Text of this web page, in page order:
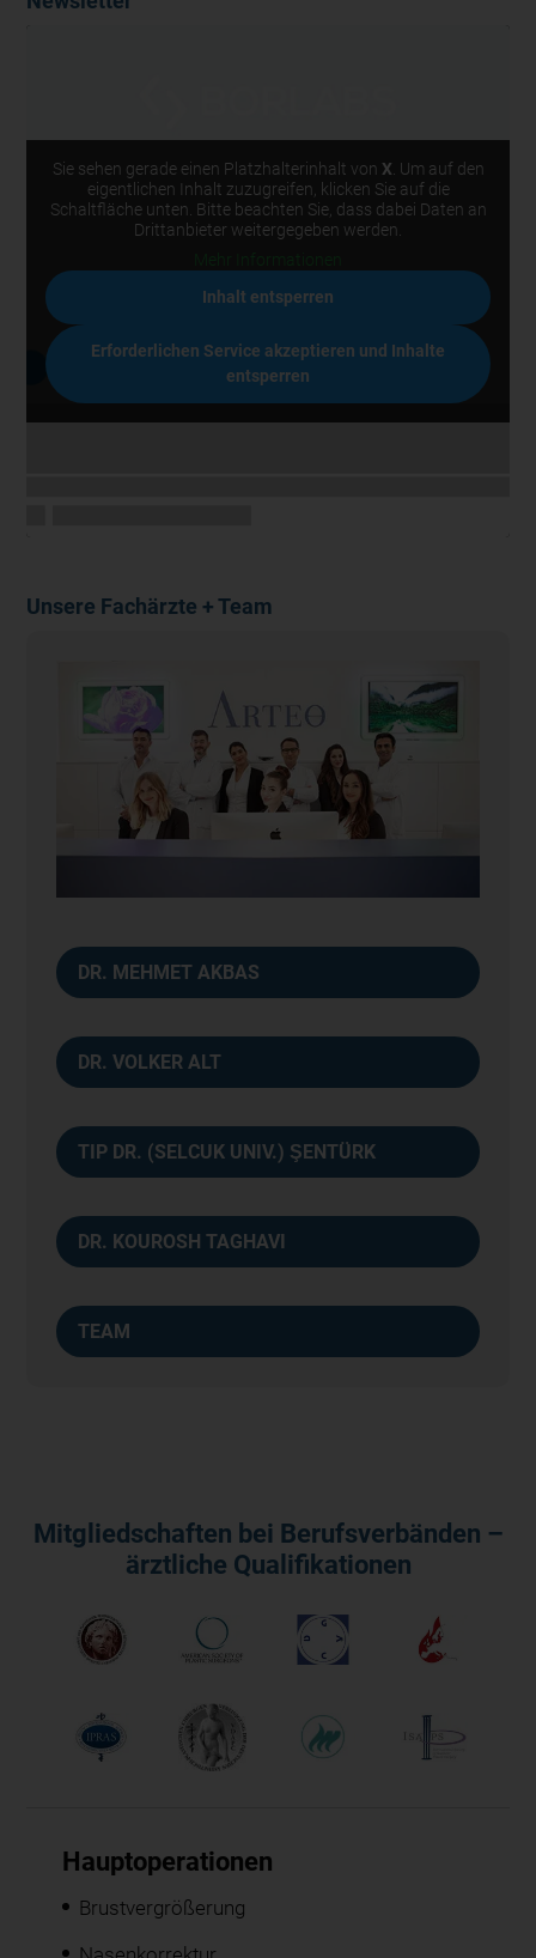
Sie sehen gerade einen Platzhalterinhalt von X. Um auf den
eigentlichen Inhalt zuzugreifen, klicken Sie auf die
Schaltfläche unten. Bitte beachten Sie, dass dabei Daten an
Drittanbieter weitergegeben werden.
Inhalt entsperren
Erforderlichen Service akzeptieren und Inhalte
entsperren
Unsere Fachärzte + Team
DR. MEHMET AKBAS
DR. VOLKER ALT
TIP DR. (SELCUK UNIV.) ŞENTÜRK
DR. KOUROSH TAGHAVI
TEAM
Mitgliedschaften bei Berufsverbänden –
ärztliche Qualifikationen
Hauptoperationen
Brustvergrößerung